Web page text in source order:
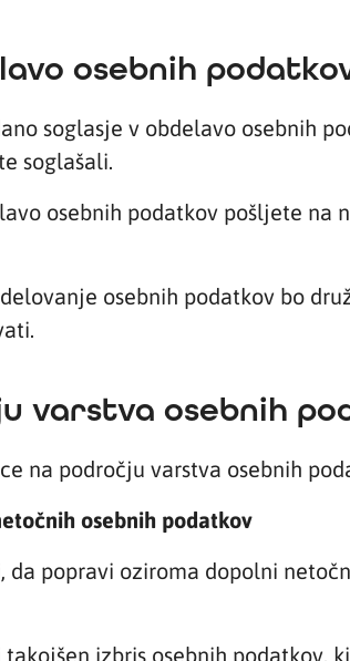
osebnih
soglasje v obdelavo osebnih
soglašali.
osebnih podatkov pošljete na
osebnih podatkov bo
varstva osebnih
na področju varstva osebnih
osebnih podatkov
popravi oziroma dopolni
izbris osebnih podatkov,